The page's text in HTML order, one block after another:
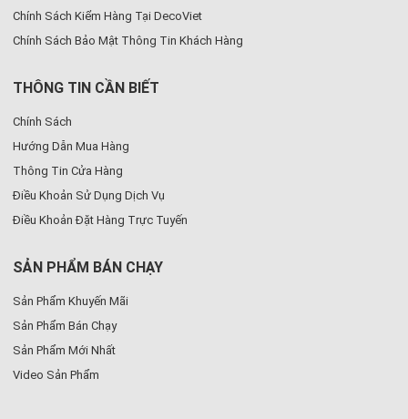
Chính Sách Kiểm Hàng Tại DecoViet
Chính Sách Bảo Mật Thông Tin Khách Hàng
THÔNG TIN CẦN BIẾT
Chính Sách
Hướng Dẫn Mua Hàng
Thông Tin Cửa Hàng
Điều Khoản Sử Dụng Dịch Vụ
Điều Khoản Đặt Hàng Trực Tuyến
SẢN PHẨM BÁN CHẠY
Sản Phẩm Khuyến Mãi
Sản Phẩm Bán Chạy
Sản Phẩm Mới Nhất
Video Sản Phẩm